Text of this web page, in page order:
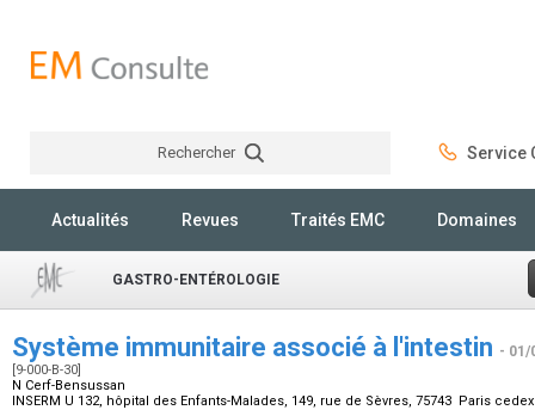
Rechercher Service
Actualités Revues Traités EMC Domaines
GASTRO-ENTÉROLOGIE
Système immunitaire associé à l'intestin - 01/
[9-000-B-30]
N Cerf-Bensussan
INSERM U 132, hôpital des Enfants-Malades, 149, rue de Sèvres, 75743 Paris